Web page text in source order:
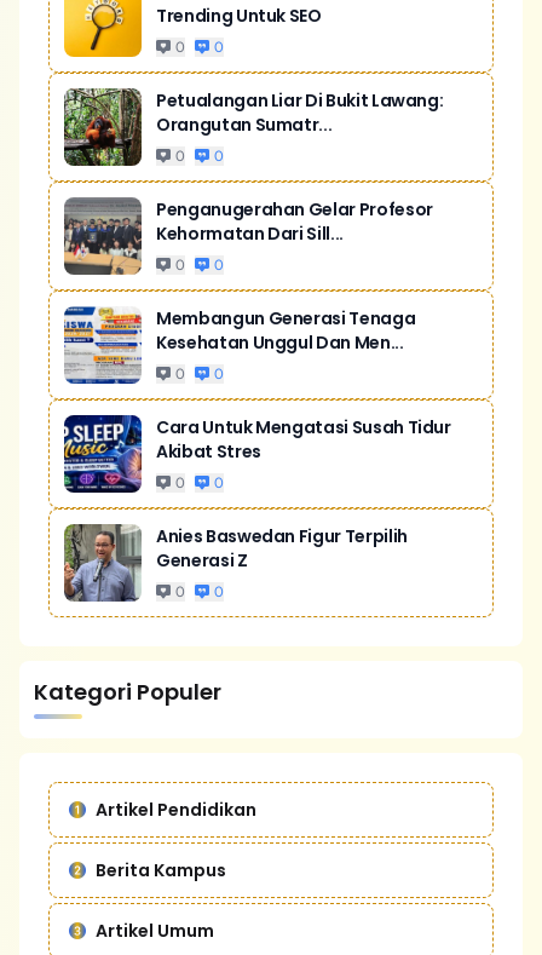
Trending Untuk SEO
0 0
Petualangan Liar Di Bukit Lawang:
Orangutan Sumatr...
0 0
Penganugerahan Gelar Profesor
Kehormatan Dari Sill...
0 0
Membangun Generasi Tenaga
Kesehatan Unggul Dan Men...
0 0
Cara Untuk Mengatasi Susah Tidur
Akibat Stres
0 0
Anies Baswedan Figur Terpilih
Generasi Z
0 0
Kategori Populer
Artikel Pendidikan
Berita Kampus
Artikel Umum